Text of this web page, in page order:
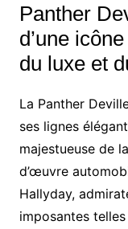
Panther
d’une
du luxe et
La Panther
ses lignes
majestueuse de
d’œuvre
Hallyday,
imposantes